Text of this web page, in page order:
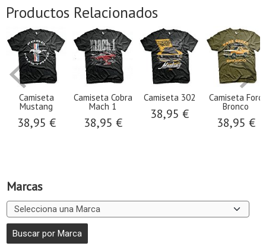
Marcas
Productos Relacionados
Camiseta
Mustang
38,95 €
Camiseta Cobra
Mach 1
38,95 €
Camiseta 302
38,95 €
Camiseta Ford
Bronco
38,95 €